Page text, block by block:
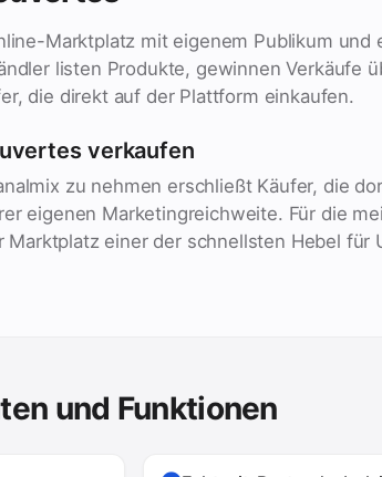
Marktplatz mit eigenem Publikum und
listen Produkte, gewinnen Verkäufe
die direkt auf der Plattform einkaufen.
verkaufen
zu nehmen erschließt Käufer, die
eigenen Marketingreichweite. Für die
einer der schnellsten Hebel für
und Funktionen